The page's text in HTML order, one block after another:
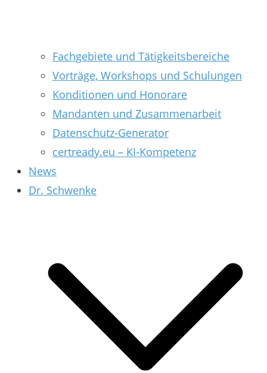
Fachgebiete und Tätigkeitsbereiche
Vorträge, Workshops und Schulungen
Konditionen und Honorare
Mandanten und Zusammenarbeit
Datenschutz-Generator
certready.eu – KI-Kompetenz
News
Dr. Schwenke